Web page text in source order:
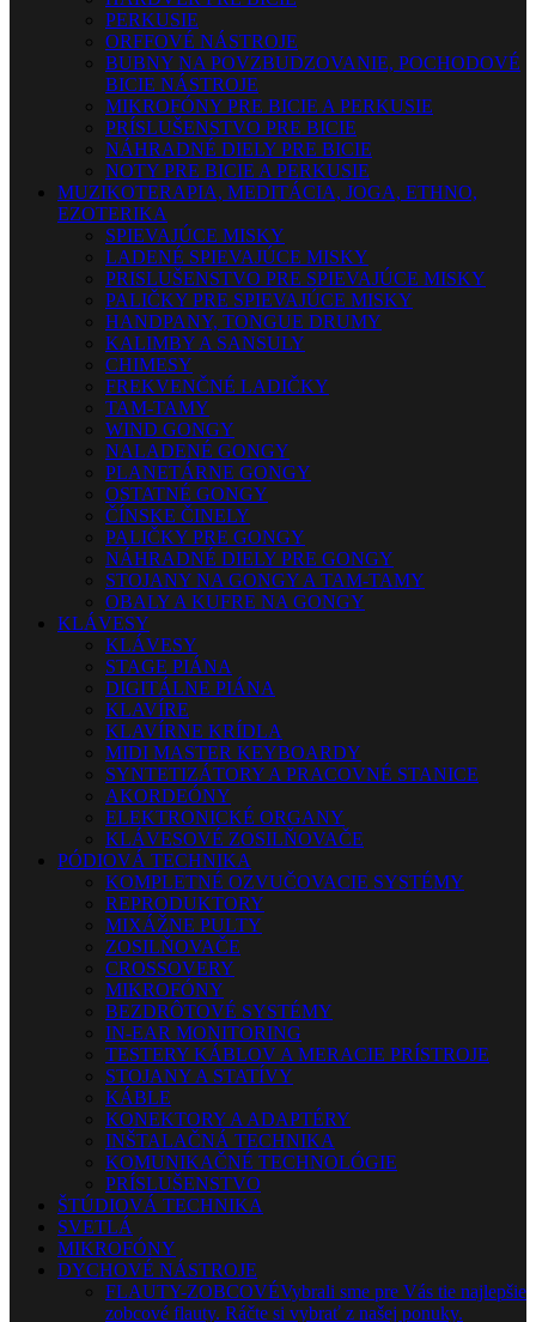
PERKUSIE
ORFFOVÉ NÁSTROJE
BUBNY NA POVZBUDZOVANIE, POCHODOVÉ
BICIE NÁSTROJE
MIKROFÓNY PRE BICIE A PERKUSIE
PRÍSLUŠENSTVO PRE BICIE
NÁHRADNÉ DIELY PRE BICIE
NOTY PRE BICIE A PERKUSIE
MUZIKOTERAPIA, MEDITÁCIA, JOGA, ETHNO,
EZOTERIKA
SPIEVAJÚCE MISKY
LADENÉ SPIEVAJÚCE MISKY
PRISLUŠENSTVO PRE SPIEVAJÚCE MISKY
PALIČKY PRE SPIEVAJÚCE MISKY
HANDPANY, TONGUE DRUMY
KALIMBY A SANSULY
CHIMESY
FREKVENČNÉ LADIČKY
TAM-TAMY
WIND GONGY
NALADENÉ GONGY
PLANETÁRNE GONGY
OSTATNÉ GONGY
ČÍNSKE ČINELY
PALIČKY PRE GONGY
NÁHRADNÉ DIELY PRE GONGY
STOJANY NA GONGY A TAM-TAMY
OBALY A KUFRE NA GONGY
KLÁVESY
KLÁVESY
STAGE PIÁNA
DIGITÁLNE PIÁNA
KLAVÍRE
KLAVÍRNE KRÍDLA
MIDI MASTER KEYBOARDY
SYNTETIZÁTORY A PRACOVNÉ STANICE
AKORDEÓNY
ELEKTRONICKÉ ORGANY
KLÁVESOVÉ ZOSILŇOVAČE
PÓDIOVÁ TECHNIKA
KOMPLETNÉ OZVUČOVACIE SYSTÉMY
REPRODUKTORY
MIXÁŽNE PULTY
ZOSILŇOVAČE
CROSSOVERY
MIKROFÓNY
BEZDRÔTOVÉ SYSTÉMY
IN-EAR MONITORING
TESTERY KÁBLOV A MERACIE PRÍSTROJE
STOJANY A STATÍVY
KÁBLE
KONEKTORY A ADAPTÉRY
INŠTALAČNÁ TECHNIKA
KOMUNIKAČNÉ TECHNOLÓGIE
PRÍSLUŠENSTVO
ŠTÚDIOVÁ TECHNIKA
SVETLÁ
MIKROFÓNY
DYCHOVÉ NÁSTROJE
FLAUTY-ZOBCOVÉVybrali sme pre Vás tie najlepšie
zobcové flauty. Ráčte si vybrať z našej ponuky.